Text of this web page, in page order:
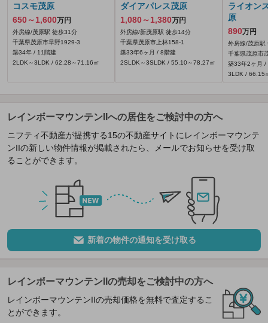
コスモ茂原
650～1,600万円
外房線/茂原駅 徒歩31分
千葉県茂原市早野1929‐3
築34年 / 11階建
2LDK～3LDK / 62.28～71.16㎡
ダイアパレス茂原
1,080～1,380万円
外房線/新茂原駅 徒歩14分
千葉県茂原市上林158‐1
築33年6ヶ月 / 8階建
2SLDK～3SLDK / 55.10～78.27㎡
ライオン
原
890万円
外房線/茂原駅
千葉県茂原市
築33年2ヶ月 /
3LDK / 66.15
レインボーマウンテンIIへの居住をご検討中の方へ
ニフティ不動産が提携する15の不動産サイトにレインボーマウンテ
ンIIの新しい物件情報が掲載されたら、メールでお知らせを受け取
ることができます。
新着の物件の通知を受け取る
レインボーマウンテンIIの売却をご検討中の方へ
レインボーマウンテンIIの売却価格を無料で査定するこ
とができます。